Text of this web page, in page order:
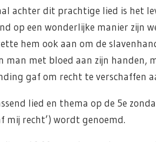
achter dit prachtige lied is het
op een wonderlijke manier zijn
hem ook aan om de
man met bloed aan zijn handen,
gaf om recht te verschaffen
lied en thema op de 5e
mij recht’) wordt genoemd.